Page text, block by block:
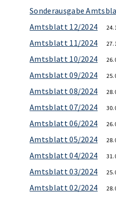
Sonderausgabe
Amtsblatt 12/2024
Amtsblatt 11/2024
Amtsblatt 10/2024
Amtsblatt 09/2024
Amtsblatt 08/2024
Amtsblatt 07/2024
Amtsblatt 06/2024
Amtsblatt 05/2024
Amtsblatt 04/2024
Amtsblatt 03/2024
Amtsblatt 02/2024